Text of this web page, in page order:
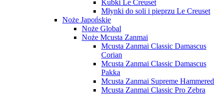
Kubki Le Creuset
Młynki do soli i pieprzu Le Creuset
Noże Japońskie
Noże Global
Noże Mcusta Zanmai
Mcusta Zanmai Classic Damascus
Corian
Mcusta Zanmai Classic Damascus
Pakka
Mcusta Zanmai Supreme Hammered
Mcusta Zanmai Classic Pro Zebra